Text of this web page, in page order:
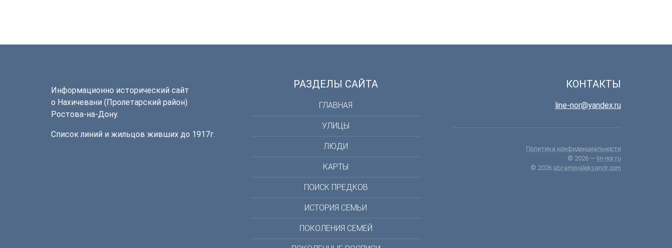
Информационно исторический сайт
о Нахичевани (Пролетарский район)
Ростова-на-Дону.
Список линий и жильцов живших до 1917г.
РАЗДЕЛЫ САЙТА
ГЛАВНАЯ
УЛИЦЫ
ЛЮДИ
КАРТЫ
ПОИСК ПРЕДКОВ
ИСТОРИЯ СЕМЬИ
ПОКОЛЕНИЯ СЕМЕЙ
КОНТАКТЫ
line-nor@yandex.ru
Политика конфиденциальности
© 2026 — lin-nor.ru
© 2026 abramovaleksandr.com